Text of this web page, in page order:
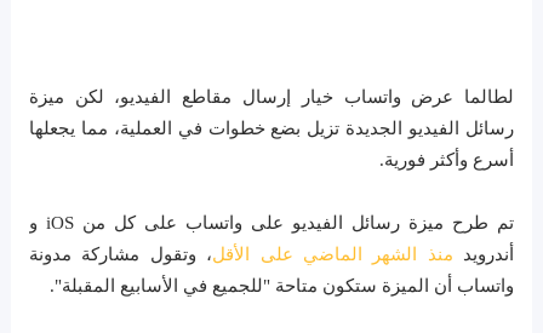
لطالما عرض واتساب خيار إرسال مقاطع الفيديو، لكن ميزة
رسائل الفيديو الجديدة تزيل بضع خطوات في العملية، مما يجعلها
أسرع وأكثر فورية.
تم طرح ميزة رسائل الفيديو على واتساب على كل من iOS و
أندرويد منذ الشهر الماضي على الأقل، وتقول مشاركة مدونة
واتساب أن الميزة ستكون متاحة "للجميع في الأسابيع المقبلة".